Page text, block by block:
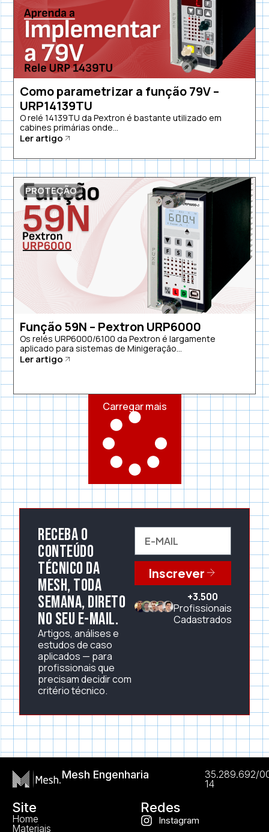
Como parametrizar a função 79V –
URP14139TU
O relé 14139TU da Pextron é bastante utilizado em
cabines primárias onde...
Ler artigo
PROTEÇÃO
Função 59N – Pextron URP6000
Os relés URP6000/6100 da Pextron é largamente
aplicado para sistemas de Minigeração...
Ler artigo
Carregar mais
Receba o
conteúdo
técnico da
Mesh, toda
semana, direto
no seu e-mail.
Artigos, análises e
estudos de caso
aplicados — para
profissionais que
precisam decidir com
critério técnico.
Inscrever
+3.500
Profissionais
Cadastrados
Mesh Engenharia
35.289.692/
14
Site
Home
Materiais
Redes
Instagram